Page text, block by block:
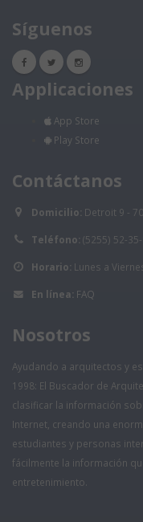
Síguenos
Applicaciones
App Store
Play Store
Contáctanos
Domicilio: Detroit 9 -
Teléfono: (5255) 52-
Horario: Lunes a
En línea: FAQ
Nosotros
Ayudando a arquitectos y
1998: El Buscador de
clasificar la información
Internet, creando una
estudiantes y personas
fácilmente la información
entretenimiento.